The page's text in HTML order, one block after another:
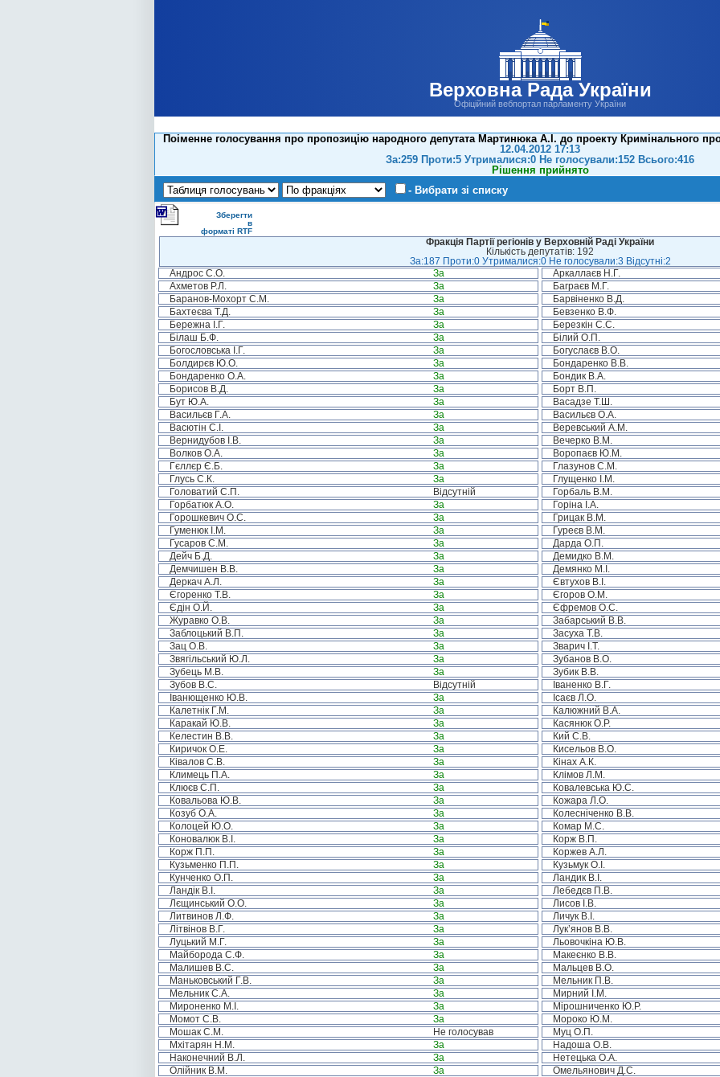
Верховна Рада України
Офіційний вебпортал парламенту України
Поіменне голосування про пропозицію народного депутата Мартинюка А.І. до проекту Кримінального
12.04.2012 17:13
За:259 Проти:5 Утрималися:0 Не голосували:152 Всього:416
Рішення прийнято
- Вибрати зі списку
Зберегти
в
форматі RTF
Фракція Партії регіонів у Верховній Раді України
Кількість депутатів: 192
За:187 Проти:0 Утрималися:0 Не голосували:3 Відсутні:2
Андрос С.О.
За Аркаллаєв Н.Г.
Ахметов Р.Л.
За Баграєв М.Г.
Баранов-Мохорт С.М.
За Барвіненко В.Д.
Бахтеєва Т.Д.
За Бевзенко В.Ф.
Бережна І.Г.
За Березкін С.С.
Білаш Б.Ф.
За Білий О.П.
Богословська І.Г.
За Богуслаєв В.О.
Болдирєв Ю.О.
За Бондаренко В.В.
Бондаренко О.А.
За Бондик В.А.
Борисов В.Д.
За Борт В.П.
Бут Ю.А.
За Васадзе Т.Ш.
Васильєв Г.А.
За Васильєв О.А.
Васютін С.І.
За Веревський А.М.
Вернидубов І.В.
За Вечерко В.М.
Волков О.А.
За Воропаєв Ю.М.
Гєллєр Є.Б.
За Глазунов С.М.
Глусь С.К.
За Глущенко І.М.
Головатий С.П.
Відсутній Горбаль В.М.
Горбатюк А.О.
За Горіна І.А.
Горошкевич О.С.
За Грицак В.М.
Гуменюк І.М.
За Гуреєв В.М.
Гусаров С.М.
За Дарда О.П.
Дейч Б.Д.
За Демидко В.М.
Демчишен В.В.
За Демянко М.І.
Деркач А.Л.
За Євтухов В.І.
Єгоренко Т.В.
За Єгоров О.М.
Єдін О.Й.
За Єфремов О.С.
Журавко О.В.
За Забарський В.В.
Заблоцький В.П.
За Засуха Т.В.
Зац О.В.
За Зварич І.Т.
Звягільський Ю.Л.
За Зубанов В.О.
Зубець М.В.
За Зубик В.В.
Зубов В.С.
Відсутній Іваненко В.Г.
Іванющенко Ю.В.
За Ісаєв Л.О.
Калетнік Г.М.
За Калюжний В.А.
Каракай Ю.В.
За Касянюк О.Р.
Келестин В.В.
За Кий С.В.
Киричок О.Е.
За Кисельов В.О.
Ківалов С.В.
За Кінах А.К.
Климець П.А.
За Клімов Л.М.
Клюєв С.П.
За Ковалевська Ю.С.
Ковальова Ю.В.
За Кожара Л.О.
Козуб О.А.
За Колесніченко В.В.
Колоцей Ю.О.
За Комар М.С.
Коновалюк В.І.
За Корж В.П.
Корж П.П.
За Коржев А.Л.
Кузьменко П.П.
За Кузьмук О.І.
Кунченко О.П.
За Ландик В.І.
Ландік В.І.
За Лебедєв П.В.
Лєщинський О.О.
За Лисов І.В.
Литвинов Л.Ф.
За Личук В.І.
Літвінов В.Г.
За Лук’янов В.В.
Луцький М.Г.
За Льовочкіна Ю.В.
Майборода С.Ф.
За Макеєнко В.В.
Малишев В.С.
За Мальцев В.О.
Маньковський Г.В.
За Мельник П.В.
Мельник С.А.
За Мирний І.М.
Мироненко М.І.
За Мірошниченко Ю.Р.
Момот С.В.
За Мороко Ю.М.
Мошак С.М.
Не голосував Муц О.П.
Мхітарян Н.М.
За Надоша О.В.
Наконечний В.Л.
За Нетецька О.А.
Олійник В.М.
За Омельянович Д.С.